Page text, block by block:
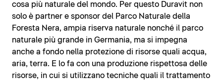
cosa più naturale del mondo. Per questo Duravit non
solo è partner e sponsor del Parco Naturale della
Foresta Nera, ampia riserva naturale nonché il parco
naturale più grande in Germania, ma si impegna
anche a fondo nella protezione di risorse quali acqua,
aria, terra. E lo fa con una produzione rispettosa delle
risorse, in cui si utilizzano tecniche quali il trattamento